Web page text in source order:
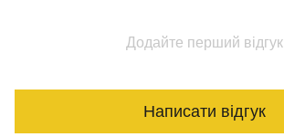
Додайте перший відгук
Написати відгук